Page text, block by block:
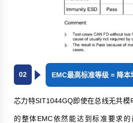
02 EMC最高标准等级 = 降本
芯力特SIT1044GQ即使在总线无共模
的整体EMC依然能达到标准要求